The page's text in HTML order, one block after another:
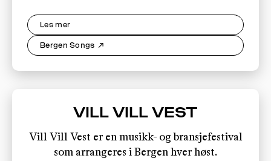
Les mer
Bergen Songs ↗
VILL VILL VEST
Vill Vill Vest er en musikk- og bransjefestival
som arrangeres i Bergen hver høst.